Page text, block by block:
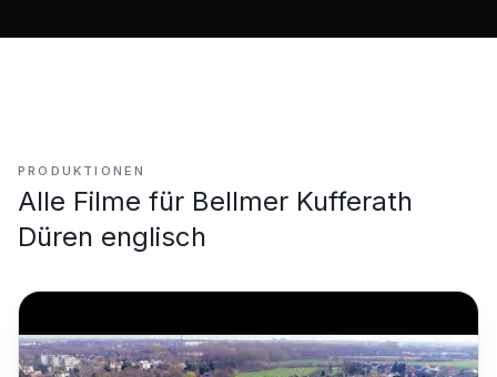
PRODUKTIONEN
Alle Filme für Bellmer Kufferath
Düren englisch